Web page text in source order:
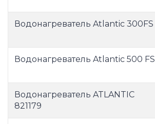
Водонагреватель Atlantic 300FS
Водонагреватель Atlantic 500 FS
Водонагреватель ATLANTIC
821179